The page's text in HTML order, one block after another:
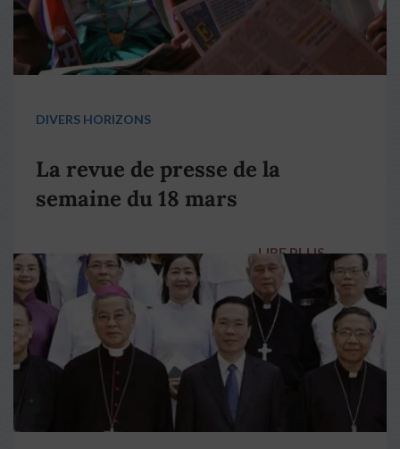
DIVERS HORIZONS
La revue de presse de la
semaine du 18 mars
LIRE PLUS →